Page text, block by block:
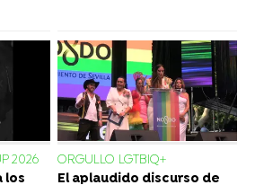
2026
los
ORGULLO LGTBIQ+
El aplaudido discurso de